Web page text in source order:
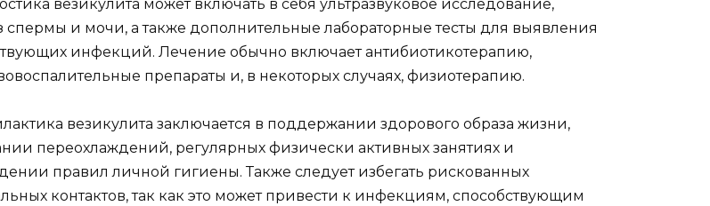
везикулита может включать в себя ультразвуковое исследование,
спермы и мочи, а также дополнительные лабораторные тесты для выявления
инфекций. Лечение обычно включает антибиотикотерапию,
препараты и, в некоторых случаях, физиотерапию.
везикулита заключается в поддержании здорового образа жизни,
переохлаждений, регулярных физически активных занятиях и
правил личной гигиены. Также следует избегать рискованных
контактов, так как это может привести к инфекциям, способствующим